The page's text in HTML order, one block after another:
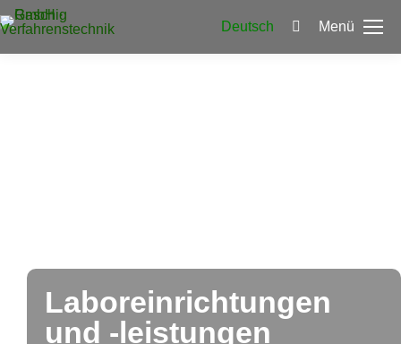
Menü
Deutsch Search:
Laboreinrichtungen
und -leistungen